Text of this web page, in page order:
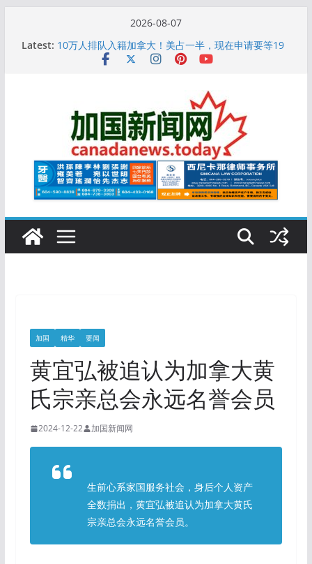
2026-08-07
Latest: 10万人排队入籍加拿大！美占一半，现在申请要等19
安省16岁少女当街遭围殴, 打成脑震荡! 大批人起哄拍
特鲁多半裸与水果姐海滩激吻! 热恋一年感情持续升温
更多名校恢复SAT 考试，新学年大学申请开跑7个大不
加国 精华 要闻
黄宜弘被追认为加拿大黄
氏宗亲总会永远名誉会员
2024-12-22 加国新闻网
生前心系家国服务社会，身后个人资产
全数捐出，黄宜弘被追认为加拿大黄氏
宗亲总会永远名誉会员。